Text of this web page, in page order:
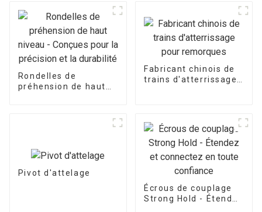
Rondelles de
préhension de haut
Fabricant chinois de
trains d'atterrissage
Pivot d'attelage
Écrous de couplage
Strong Hold - Étendez